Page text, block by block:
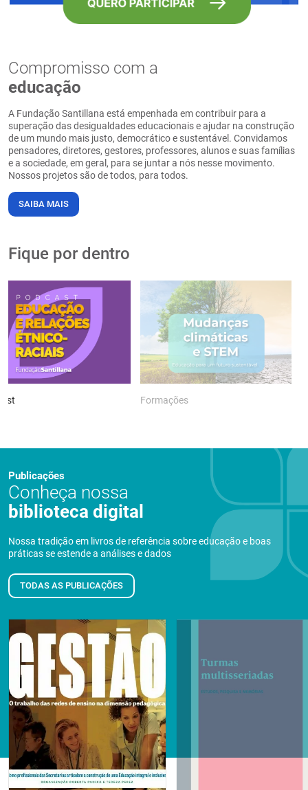
Compromisso com a
educação
A Fundação Santillana está empenhada em contribuir para a
superação das desigualdades educacionais e ajudar na construção
de um mundo mais justo, democrático e sustentável. Convidamos
pensadores, diretores, gestores, professores, alunos e suas famílias
e a sociedade, em geral, para se juntar a nós nesse movimento.
Nossos projetos são de todos, para todos.
SAIBA MAIS
Fique por dentro
Formações
Publicações
Conheça nossa
biblioteca digital
Nossa tradição em livros de referência sobre educação e boas
práticas se estende a análises e dados
TODAS AS PUBLICAÇÕES